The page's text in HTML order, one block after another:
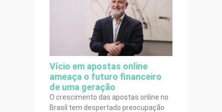
Vício em apostas online
ameaça o futuro financeiro
de uma geração
O crescimento das apostas online no
Brasil tem despertado preocupação